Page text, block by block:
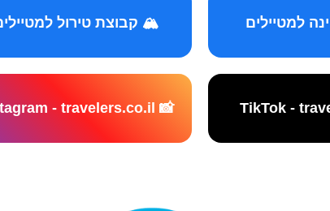
🏔️ קבוצת טירול
📸 Instagram - travelers.co.il